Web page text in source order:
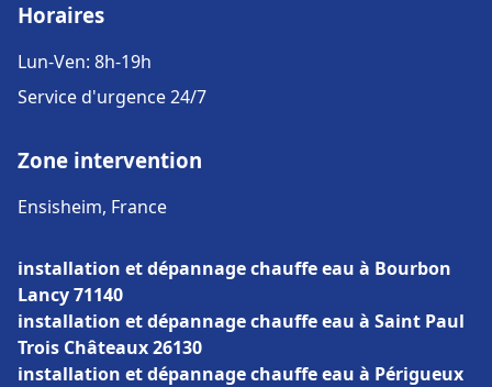
Horaires
Lun-Ven: 8h-19h
Service d'urgence 24/7
Zone intervention
Ensisheim, France
installation et dépannage chauffe eau à Bourbon
Lancy 71140
installation et dépannage chauffe eau à Saint Paul
Trois Châteaux 26130
installation et dépannage chauffe eau à Périgueux